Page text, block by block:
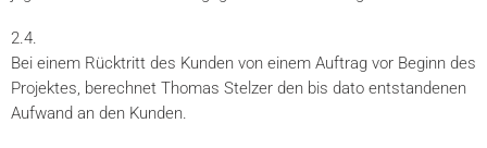
2.4.
Bei einem Rücktritt des Kunden von einem Auftrag vor Beginn des
Projektes, berechnet Thomas Stelzer den bis dato entstandenen
Aufwand an den Kunden.